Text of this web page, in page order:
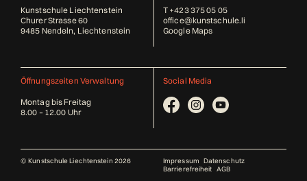
Kunstschule Liechtenstein
Churer Strasse 60
9485 Nendeln, Liechtenstein
T +423 375 05 05
office@kunstschule.li
Google Maps
Öffnungszeiten Verwaltung
Montag bis Freitag
8.00 – 12.00 Uhr
Social Media
© Kunstschule Liechtenstein 2026 Impressum Datenschutz
Barrierefreiheit AGB